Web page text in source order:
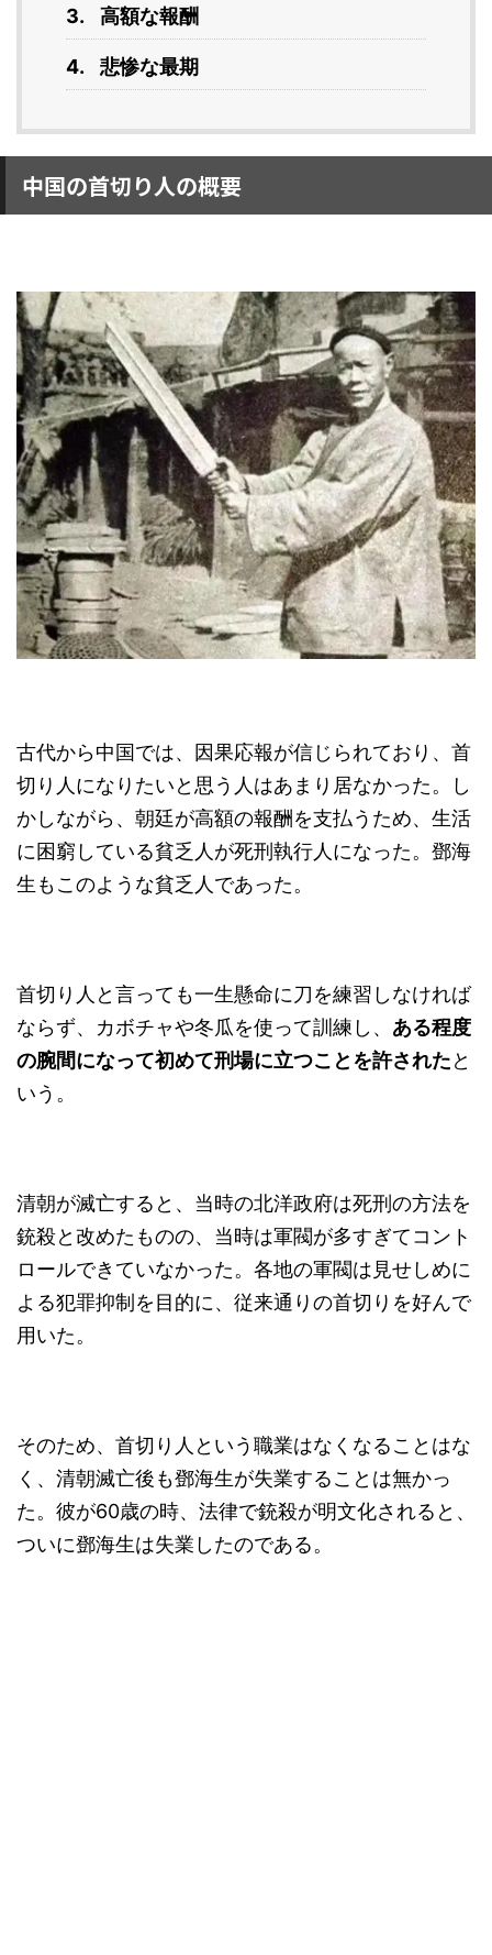
高額な報酬
悲惨な最期
中国の首切り人の概要
古代から中国では、因果応報が信じられており、首
切り人になりたいと思う人はあまり居なかった。し
かしながら、朝廷が高額の報酬を支払うため、生活
に困窮している貧乏人が死刑執行人になった。鄧海
生もこのような貧乏人であった。
首切り人と言っても一生懸命に刀を練習しなければ
ならず、カボチャや冬瓜を使って訓練し、 ある程度
の腕間になって初めて刑場に立つことを許されたと
いう。
清朝が滅亡すると、当時の北洋政府は死刑の方法を
銃殺と改めたものの、当時は軍閥が多すぎてコント
ロールできていなかった。各地の軍閥は見せしめに
よる犯罪抑制を目的に、従来通りの首切りを好んで
用いた。
そのため、首切り人という職業はなくなることはな
く、清朝滅亡後も鄧海生が失業することは無かっ
た。彼が60歳の時、法律で銃殺が明文化されると、
ついに鄧海生は失業したのである。